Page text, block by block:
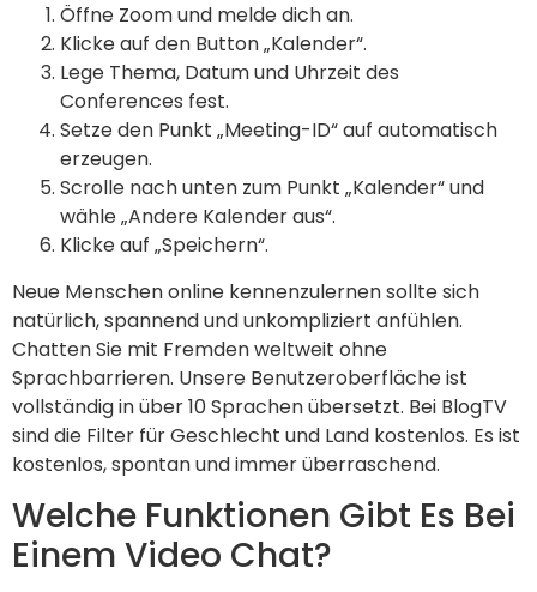
Öffne Zoom und melde dich an.
Klicke auf den Button „Kalender“.
Lege Thema, Datum und Uhrzeit des
Conferences fest.
Setze den Punkt „Meeting-ID“ auf automatisch
erzeugen.
Scrolle nach unten zum Punkt „Kalender“ und
wähle „Andere Kalender aus“.
Klicke auf „Speichern“.
Neue Menschen online kennenzulernen sollte sich
natürlich, spannend und unkompliziert anfühlen.
Chatten Sie mit Fremden weltweit ohne
Sprachbarrieren. Unsere Benutzeroberfläche ist
vollständig in über 10 Sprachen übersetzt. Bei BlogTV
sind die Filter für Geschlecht und Land kostenlos. Es ist
kostenlos, spontan und immer überraschend.
Welche Funktionen Gibt Es Bei
Einem Video Chat?